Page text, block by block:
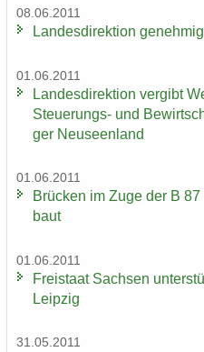
08.06.2011
Lan­des­di­rek­ti­on
01.06.2011
Lan­des­di­rek­ti­on ver­gibt
Steuerungs-​ und
ger Neu­seen­land
01.06.2011
Brü­cken im Zuge der B
baut
01.06.2011
Frei­staat Sach­sen
Leip­zig
31.05.2011